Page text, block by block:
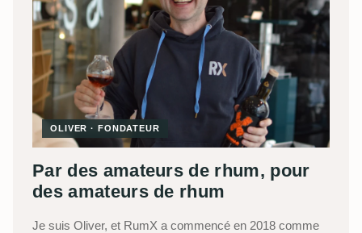
OLIVER · FONDATEUR
Par des amateurs de rhum, pour
des amateurs de rhum
Je suis Oliver, et RumX a commencé en 2018 comme